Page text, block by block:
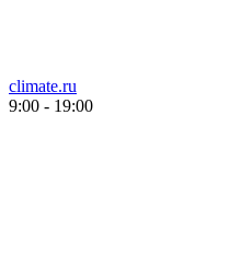
climate.ru
9:00 - 19:00